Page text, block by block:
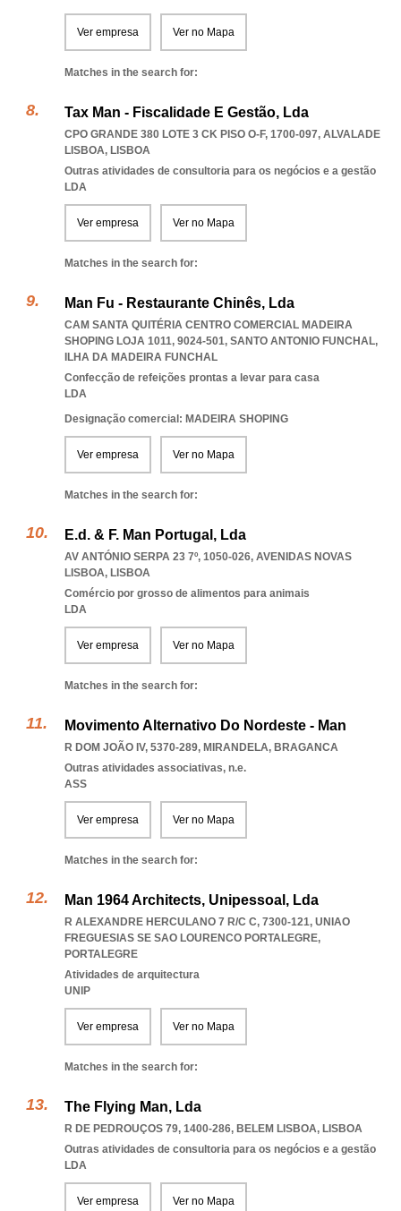
Ver empresa Ver no Mapa
Matches in the search for:
Tax Man - Fiscalidade E Gestão, Lda
CPO GRANDE 380 LOTE 3 CK PISO O-F, 1700-097, ALVALADE
LISBOA, LISBOA
Outras atividades de consultoria para os negócios e a gestão
LDA
Ver empresa Ver no Mapa
Matches in the search for:
Man Fu - Restaurante Chinês, Lda
CAM SANTA QUITÉRIA CENTRO COMERCIAL MADEIRA
SHOPING LOJA 1011, 9024-501, SANTO ANTONIO FUNCHAL,
ILHA DA MADEIRA FUNCHAL
Confecção de refeições prontas a levar para casa
LDA
Designação comercial: MADEIRA SHOPING
Ver empresa Ver no Mapa
Matches in the search for:
E.d. & F. Man Portugal, Lda
AV ANTÓNIO SERPA 23 7º, 1050-026, AVENIDAS NOVAS
LISBOA, LISBOA
Comércio por grosso de alimentos para animais
LDA
Ver empresa Ver no Mapa
Matches in the search for:
Movimento Alternativo Do Nordeste - Man
R DOM JOÃO IV, 5370-289, MIRANDELA, BRAGANCA
Outras atividades associativas, n.e.
ASS
Ver empresa Ver no Mapa
Matches in the search for:
Man 1964 Architects, Unipessoal, Lda
R ALEXANDRE HERCULANO 7 R/C C, 7300-121, UNIAO
FREGUESIAS SE SAO LOURENCO PORTALEGRE,
PORTALEGRE
Atividades de arquitectura
UNIP
Ver empresa Ver no Mapa
Matches in the search for:
The Flying Man, Lda
R DE PEDROUÇOS 79, 1400-286, BELEM LISBOA, LISBOA
Outras atividades de consultoria para os negócios e a gestão
LDA
Ver empresa Ver no Mapa